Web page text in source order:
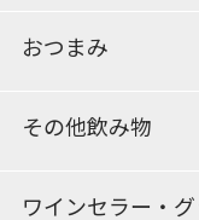
おつまみ
その他飲み物
ワインセラー・